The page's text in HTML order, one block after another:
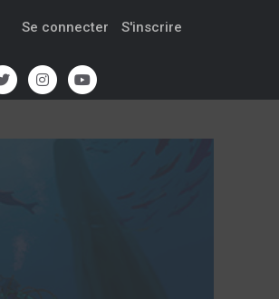
Se connecter S'inscrire